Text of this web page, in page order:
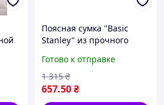
Поясная сумка "Basic
Stanley" из прочного
24х15,5х6 см для
активного отдыха
Готово к отправке
657.50₴
1 315 ₴